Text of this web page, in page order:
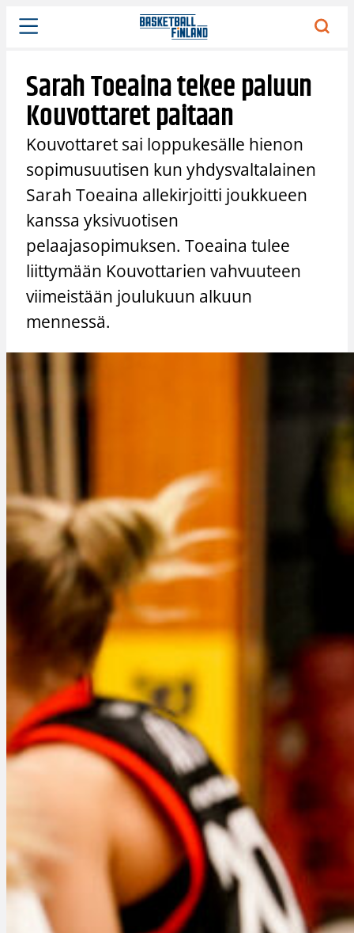
Siirry
sisältöön
Sarah Toeaina tekee paluun
Kouvottaret paitaan
Kouvottaret sai loppukesälle hienon
sopimusuutisen kun yhdysvaltalainen
Sarah Toeaina allekirjoitti joukkueen
kanssa yksivuotisen
pelaajasopimuksen. Toeaina tulee
liittymään Kouvottarien vahvuuteen
viimeistään joulukuun alkuun
mennessä.